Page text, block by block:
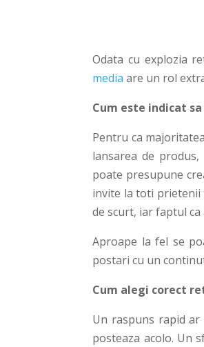
Odata cu explozia
media are un rol
Cum este indicat
Pentru ca
lansarea de
poate presupune
invite la toti prietenii
de scurt, iar faptul ca
Aproape la fel se
postari cu un
Cum alegi corect
Un raspuns rapid
posteaza acolo. Un